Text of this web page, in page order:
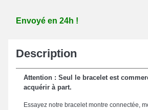
Envoyé en 24h !
Description
Attention : Seul le bracelet est
acquérir à part.
Essayez notre bracelet montre connectée,